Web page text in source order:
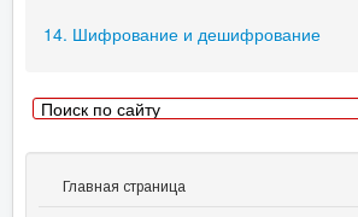
14. Шифрование и дешифрование
Главная страница